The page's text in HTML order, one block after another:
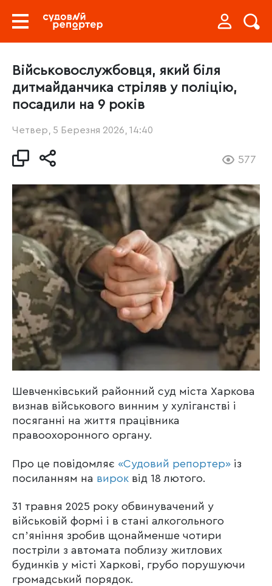
Військовослужбовця, який біля
дитмайданчика стріляв у поліцію,
посадили на 9 років
Четвер, 5 Березня 2026, 14:40
577
Шевченківський районний суд міста Харкова
визнав військового винним у хуліганстві і
посяганні на життя працівника
правоохоронного органу.
Про це повідомляє «Судовий репортер» із
посиланням на вирок від 18 лютого.
31 травня 2025 року обвинувачений у
військовій формі і в стані алкогольного
спʼяніння зробив щонайменше чотири
постріли з автомата поблизу житлових
будинків у місті Харкові, грубо порушуючи
громадський порядок.